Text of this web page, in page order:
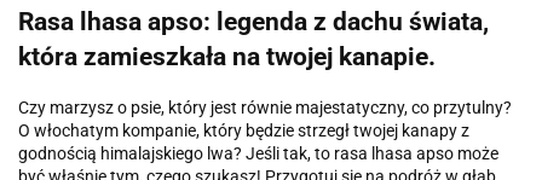
Rasa lhasa apso: legenda z dachu świata,
która zamieszkała na twojej kanapie.
Czy marzysz o psie, który jest równie majestatyczny, co przytulny?
O włochatym kompanie, który będzie strzegł twojej kanapy z
godnością himalajskiego lwa? Jeśli tak, to rasa lhasa apso może
być właśnie tym, czego szukasz! Przygotuj się na podróż w głąb